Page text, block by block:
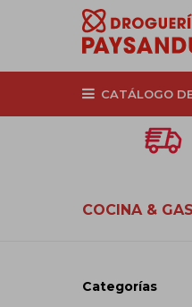
CATÁLOGO
COCINA &
Categorías